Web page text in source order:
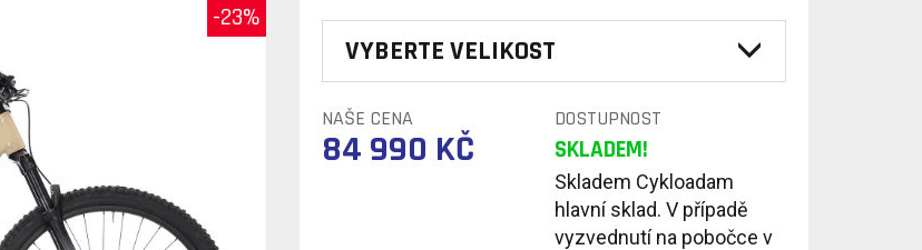
-23%
VYBERTE VELIKOST
NAŠE CENA DOSTUPNOST
84 990 KČ SKLADEM!
Skladem Cykloadam
hlavní sklad. V případě
vyzvednutí na pobočce v